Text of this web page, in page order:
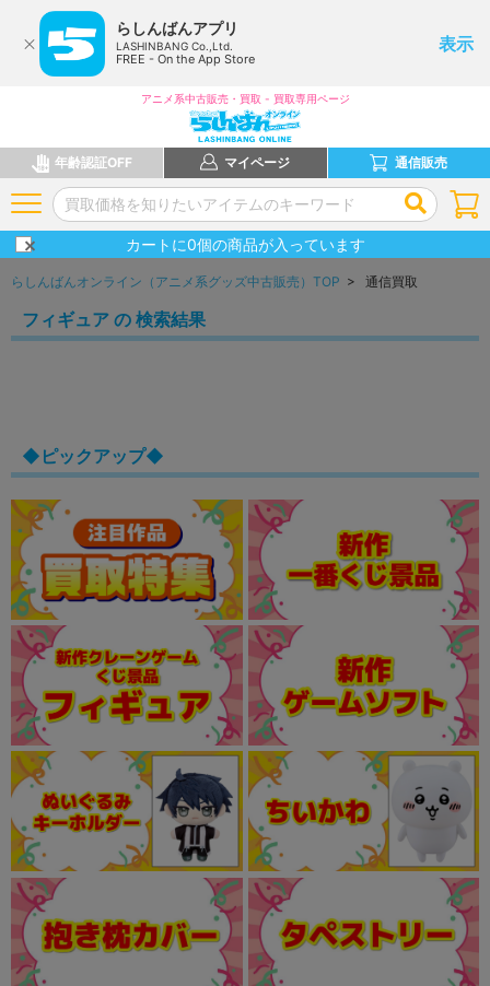
らしんばんアプリ
LASHINBANG Co.,Ltd.
FREE - On the App Store
表示
アニメ系中古販売・買取 - 買取専用ページ
年齢認証OFF マイページ 通信販売
カートに0個の商品が入っています
らしんばんオンライン（アニメ系グッズ中古販売）TOP > 通信買取
フィギュア の 検索結果
◆ピックアップ◆